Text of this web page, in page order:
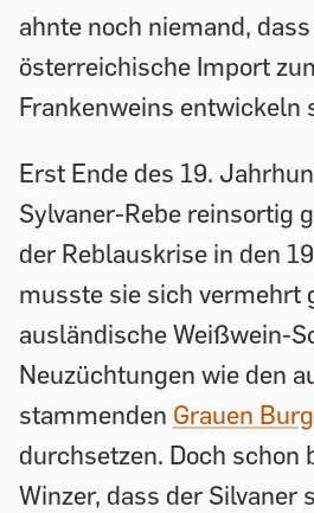
ahnte noch niemand,
österreichische Import
Frankenweins entwickeln
Erst Ende des 19.
Sylvaner-Rebe reinsortig
der Reblauskrise in den
musste sie sich vermehrt
ausländische Weißwein-
Neuzüchtungen wie den
stammenden Grauen
durchsetzen. Doch schon
Winzer, dass der Silvaner